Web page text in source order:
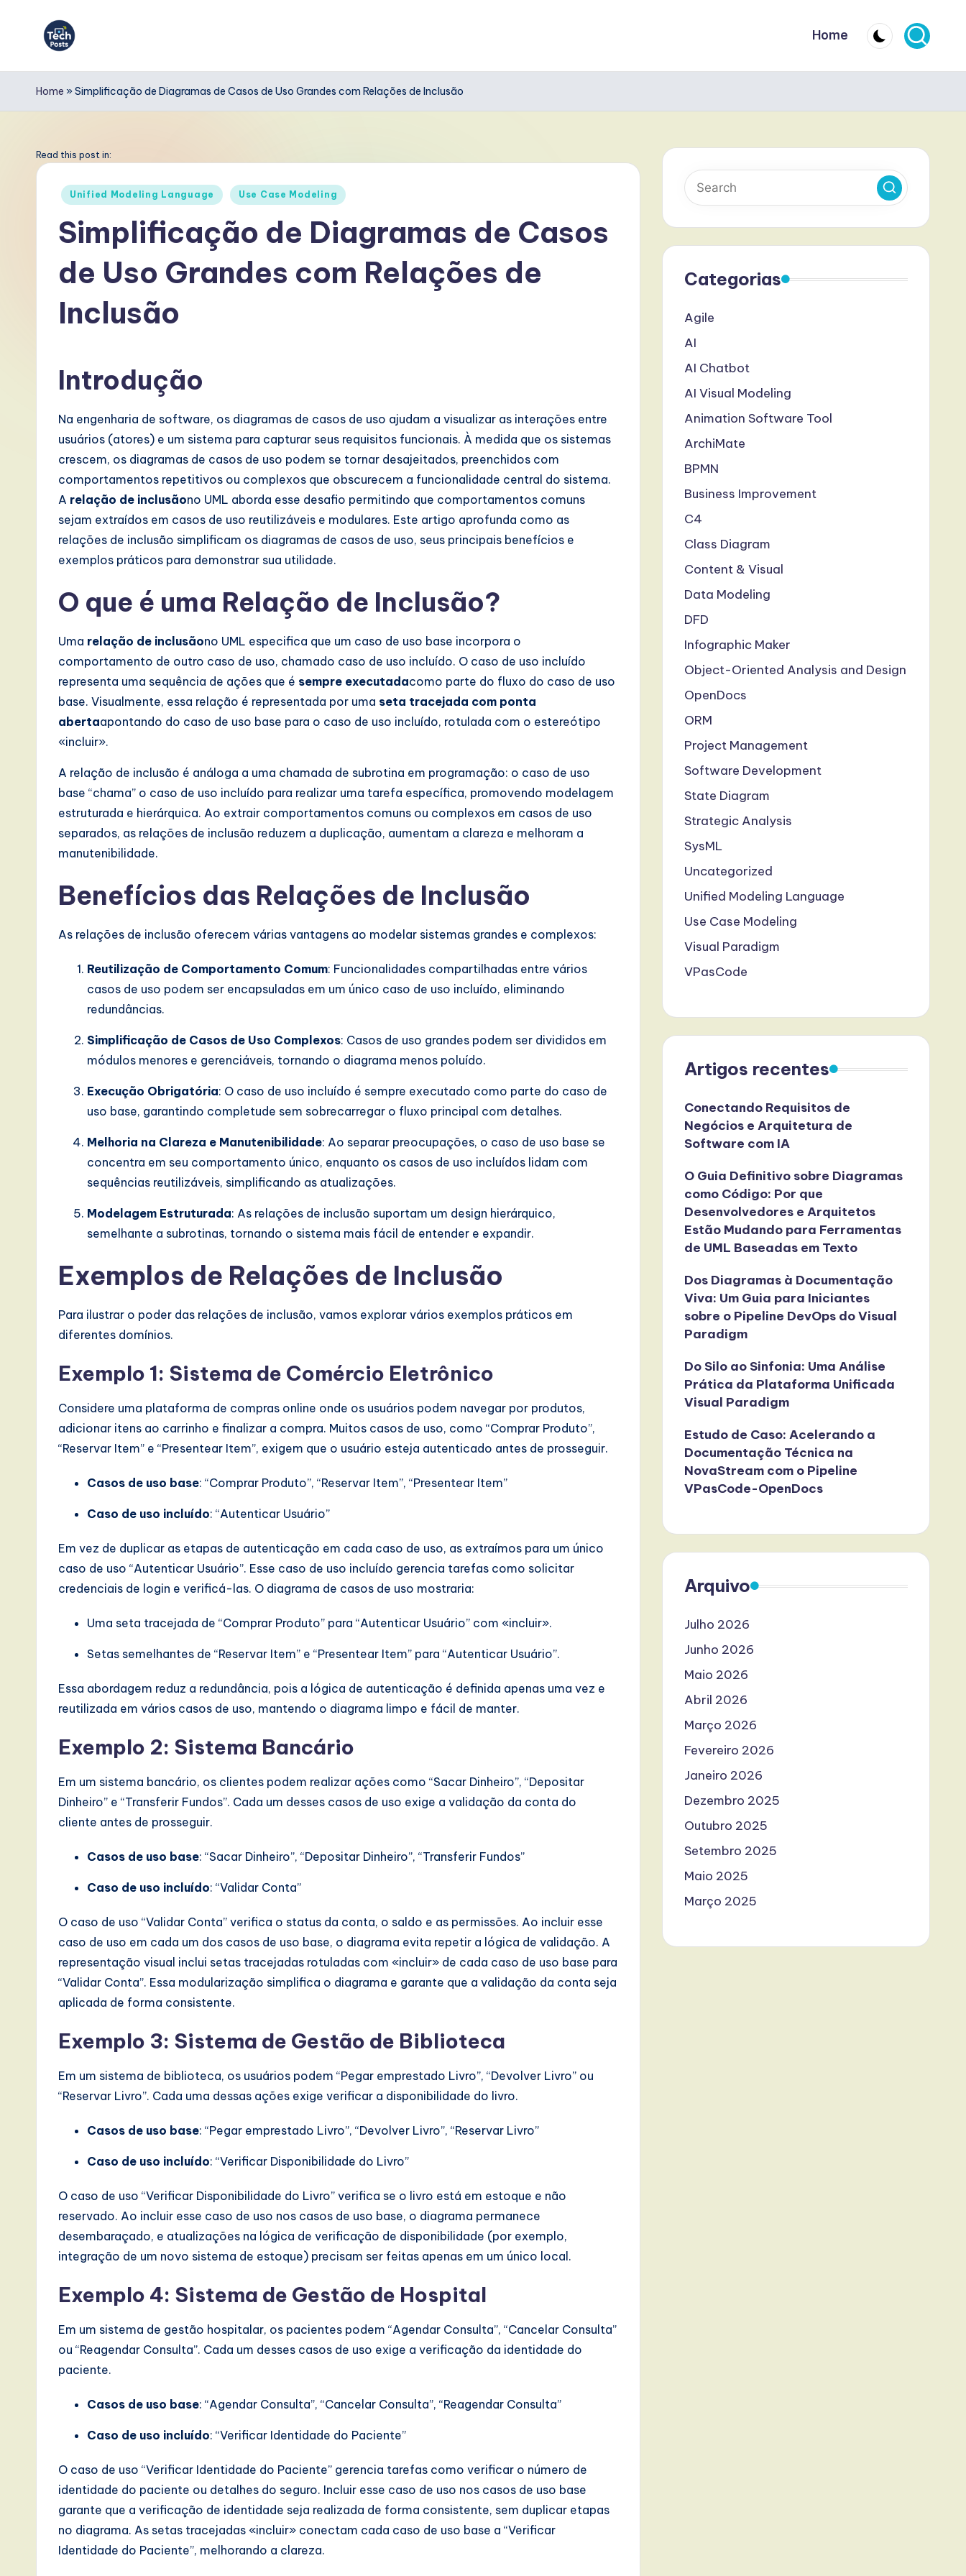
T
e
h
rt
D
Home
Home » Simplificação de Diagramas de Casos de Uso Grandes com Relações de Inclusão
Read this post in:
Posted
Unified Modeling Language Use Case Modeling
Simplificação de Diagramas de Casos
de Uso Grandes com Relações de
Inclusão
Introdução
Na engenharia de software, os diagramas de casos de uso ajudam a visualizar as interações entre
usuários (atores) e um sistema para capturar seus requisitos funcionais. À medida que os sistemas
crescem, os diagramas de casos de uso podem se tornar desajeitados, preenchidos com
comportamentos repetitivos ou complexos que obscurecem a funcionalidade central do sistema.
A relação de inclusãono UML aborda esse desafio permitindo que comportamentos comuns
sejam extraídos em casos de uso reutilizáveis e modulares. Este artigo aprofunda como as
relações de inclusão simplificam os diagramas de casos de uso, seus principais benefícios e
exemplos práticos para demonstrar sua utilidade.
O que é uma Relação de Inclusão?
Uma relação de inclusãono UML especifica que um caso de uso base incorpora o
comportamento de outro caso de uso, chamado caso de uso incluído. O caso de uso incluído
representa uma sequência de ações que é sempre executadacomo parte do fluxo do caso de uso
base. Visualmente, essa relação é representada por uma seta tracejada com ponta
abertaapontando do caso de uso base para o caso de uso incluído, rotulada com o estereótipo
«incluir».
A relação de inclusão é análoga a uma chamada de subrotina em programação: o caso de uso
base “chama” o caso de uso incluído para realizar uma tarefa específica, promovendo modelagem
estruturada e hierárquica. Ao extrair comportamentos comuns ou complexos em casos de uso
separados, as relações de inclusão reduzem a duplicação, aumentam a clareza e melhoram a
manutenibilidade.
Benefícios das Relações de Inclusão
As relações de inclusão oferecem várias vantagens ao modelar sistemas grandes e complexos:
Reutilização de Comportamento Comum: Funcionalidades compartilhadas entre vários
casos de uso podem ser encapsuladas em um único caso de uso incluído, eliminando
redundâncias.
Simplificação de Casos de Uso Complexos: Casos de uso grandes podem ser divididos em
módulos menores e gerenciáveis, tornando o diagrama menos poluído.
Execução Obrigatória: O caso de uso incluído é sempre executado como parte do caso de
uso base, garantindo completude sem sobrecarregar o fluxo principal com detalhes.
Melhoria na Clareza e Manutenibilidade: Ao separar preocupações, o caso de uso base se
concentra em seu comportamento único, enquanto os casos de uso incluídos lidam com
sequências reutilizáveis, simplificando as atualizações.
Modelagem Estruturada: As relações de inclusão suportam um design hierárquico,
semelhante a subrotinas, tornando o sistema mais fácil de entender e expandir.
Exemplos de Relações de Inclusão
Para ilustrar o poder das relações de inclusão, vamos explorar vários exemplos práticos em
diferentes domínios.
Exemplo 1: Sistema de Comércio Eletrônico
Considere uma plataforma de compras online onde os usuários podem navegar por produtos,
adicionar itens ao carrinho e finalizar a compra. Muitos casos de uso, como “Comprar Produto”,
“Reservar Item” e “Presentear Item”, exigem que o usuário esteja autenticado antes de prosseguir.
Casos de uso base: “Comprar Produto”, “Reservar Item”, “Presentear Item”
Caso de uso incluído: “Autenticar Usuário”
Em vez de duplicar as etapas de autenticação em cada caso de uso, as extraímos para um único
caso de uso “Autenticar Usuário”. Esse caso de uso incluído gerencia tarefas como solicitar
credenciais de login e verificá-las. O diagrama de casos de uso mostraria:
Uma seta tracejada de “Comprar Produto” para “Autenticar Usuário” com «incluir».
Setas semelhantes de “Reservar Item” e “Presentear Item” para “Autenticar Usuário”.
Essa abordagem reduz a redundância, pois a lógica de autenticação é definida apenas uma vez e
reutilizada em vários casos de uso, mantendo o diagrama limpo e fácil de manter.
Exemplo 2: Sistema Bancário
Em um sistema bancário, os clientes podem realizar ações como “Sacar Dinheiro”, “Depositar
Dinheiro” e “Transferir Fundos”. Cada um desses casos de uso exige a validação da conta do
cliente antes de prosseguir.
Casos de uso base: “Sacar Dinheiro”, “Depositar Dinheiro”, “Transferir Fundos”
Caso de uso incluído: “Validar Conta”
O caso de uso “Validar Conta” verifica o status da conta, o saldo e as permissões. Ao incluir esse
caso de uso em cada um dos casos de uso base, o diagrama evita repetir a lógica de validação. A
representação visual inclui setas tracejadas rotuladas com «incluir» de cada caso de uso base para
“Validar Conta”. Essa modularização simplifica o diagrama e garante que a validação da conta seja
aplicada de forma consistente.
Exemplo 3: Sistema de Gestão de Biblioteca
Em um sistema de biblioteca, os usuários podem “Pegar emprestado Livro”, “Devolver Livro” ou
“Reservar Livro”. Cada uma dessas ações exige verificar a disponibilidade do livro.
Casos de uso base: “Pegar emprestado Livro”, “Devolver Livro”, “Reservar Livro”
Caso de uso incluído: “Verificar Disponibilidade do Livro”
O caso de uso “Verificar Disponibilidade do Livro” verifica se o livro está em estoque e não
reservado. Ao incluir esse caso de uso nos casos de uso base, o diagrama permanece
desembaraçado, e atualizações na lógica de verificação de disponibilidade (por exemplo,
integração de um novo sistema de estoque) precisam ser feitas apenas em um único local.
Exemplo 4: Sistema de Gestão de Hospital
Em um sistema de gestão hospitalar, os pacientes podem “Agendar Consulta”, “Cancelar Consulta”
ou “Reagendar Consulta”. Cada um desses casos de uso exige a verificação da identidade do
paciente.
Casos de uso base: “Agendar Consulta”, “Cancelar Consulta”, “Reagendar Consulta”
Caso de uso incluído: “Verificar Identidade do Paciente”
O caso de uso “Verificar Identidade do Paciente” gerencia tarefas como verificar o número de
identidade do paciente ou detalhes do seguro. Incluir esse caso de uso nos casos de uso base
garante que a verificação de identidade seja realizada de forma consistente, sem duplicar etapas
no diagrama. As setas tracejadas «incluir» conectam cada caso de uso base a “Verificar
Identidade do Paciente”, melhorando a clareza.
Categorias
Agile
AI
AI Chatbot
AI Visual Modeling
Animation Software Tool
ArchiMate
BPMN
Business Improvement
C4
Class Diagram
Content & Visual
Data Modeling
DFD
Infographic Maker
Object-Oriented Analysis and Design
OpenDocs
ORM
Project Management
Software Development
State Diagram
Strategic Analysis
SysML
Uncategorized
Unified Modeling Language
Use Case Modeling
Visual Paradigm
VPasCode
Artigos recentes
Conectando Requisitos de
Negócios e Arquitetura de
Software com IA
O Guia Definitivo sobre Diagramas
como Código: Por que
Desenvolvedores e Arquitetos
Estão Mudando para Ferramentas
de UML Baseadas em Texto
Dos Diagramas à Documentação
Viva: Um Guia para Iniciantes
sobre o Pipeline DevOps do Visual
Paradigm
Do Silo ao Sinfonia: Uma Análise
Prática da Plataforma Unificada
Visual Paradigm
Estudo de Caso: Acelerando a
Documentação Técnica na
NovaStream com o Pipeline
VPasCode-OpenDocs
Arquivo
Julho 2026
Junho 2026
Maio 2026
Abril 2026
Março 2026
Fevereiro 2026
Janeiro 2026
Dezembro 2025
Outubro 2025
Setembro 2025
Maio 2025
Março 2025